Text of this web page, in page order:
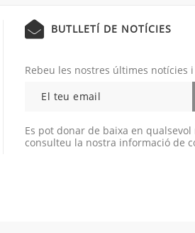
BUTLLETÍ DE NOTÍCIES
Rebeu les nostres últimes notícies
Es pot donar de baixa en
consulteu la nostra informació de